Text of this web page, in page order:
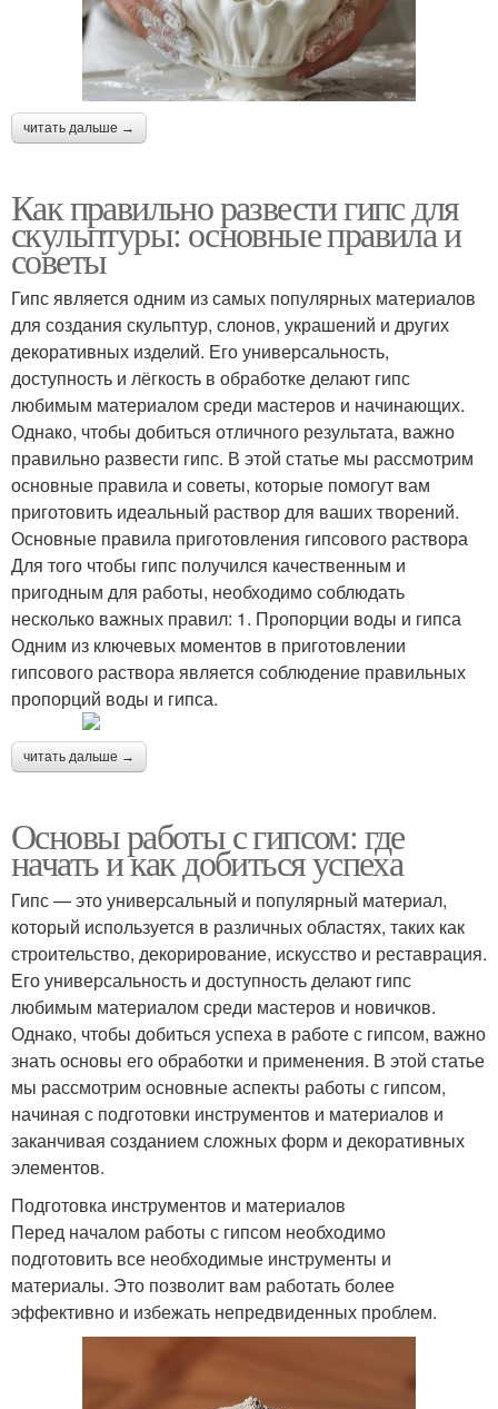
читать дальше →
Как правильно развести гипс для
скульптуры: основные правила и
советы
Гипс является одним из самых популярных материалов
для создания скульптур, слонов, украшений и других
декоративных изделий. Его универсальность,
доступность и лёгкость в обработке делают гипс
любимым материалом среди мастеров и начинающих.
Однако, чтобы добиться отличного результата, важно
правильно развести гипс. В этой статье мы рассмотрим
основные правила и советы, которые помогут вам
приготовить идеальный раствор для ваших творений.
Основные правила приготовления гипсового раствора
Для того чтобы гипс получился качественным и
пригодным для работы, необходимо соблюдать
несколько важных правил: 1. Пропорции воды и гипса
Одним из ключевых моментов в приготовлении
гипсового раствора является соблюдение правильных
пропорций воды и гипса.
читать дальше →
Основы работы с гипсом: где
начать и как добиться успеха
Гипс — это универсальный и популярный материал,
который используется в различных областях, таких как
строительство, декорирование, искусство и реставрация.
Его универсальность и доступность делают гипс
любимым материалом среди мастеров и новичков.
Однако, чтобы добиться успеха в работе с гипсом, важно
знать основы его обработки и применения. В этой статье
мы рассмотрим основные аспекты работы с гипсом,
начиная с подготовки инструментов и материалов и
заканчивая созданием сложных форм и декоративных
элементов.
Подготовка инструментов и материалов
Перед началом работы с гипсом необходимо
подготовить все необходимые инструменты и
материалы. Это позволит вам работать более
эффективно и избежать непредвиденных проблем.